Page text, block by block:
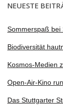
NEUESTE
Sommerspaß bei
Biodiversität
Kosmos-Medien
Open-Air-Kino
Das Stuttgarter